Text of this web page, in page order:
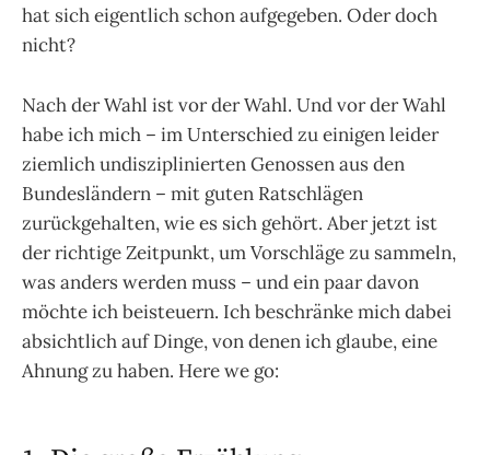
hat sich eigentlich schon aufgegeben. Oder doch
nicht?
Nach der Wahl ist vor der Wahl. Und vor der Wahl
habe ich mich – im Unterschied zu einigen leider
ziemlich undisziplinierten Genossen aus den
Bundesländern – mit guten Ratschlägen
zurückgehalten, wie es sich gehört. Aber jetzt ist
der richtige Zeitpunkt, um Vorschläge zu sammeln,
was anders werden muss – und ein paar davon
möchte ich beisteuern. Ich beschränke mich dabei
absichtlich auf Dinge, von denen ich glaube, eine
Ahnung zu haben. Here we go: